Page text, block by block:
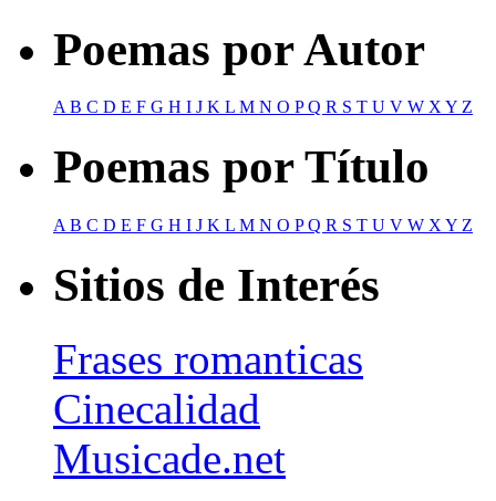
Poemas por Autor
AB C D E F G H I J K L M N O PQ R S T U V W XY Z
Poemas por Título
A B C D E F G H I J K L M N O PQ R S T U V W X Y Z
Sitios de Interés
Frases romanticas
Cinecalidad
Musicade.net